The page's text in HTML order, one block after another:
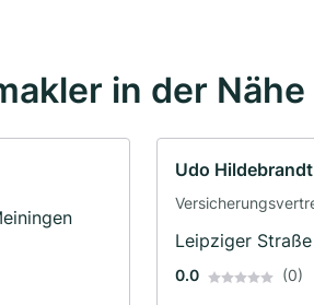
in der Nähe
Udo Hildebrandt
Leipziger
0.0 (0)